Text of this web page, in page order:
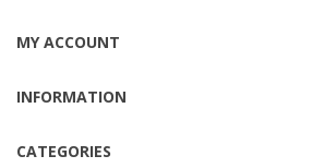
MY ACCOUNT
INFORMATION
CATEGORIES